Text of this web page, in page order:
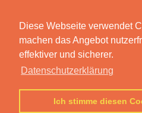
Diese Webseite verwendet
machen das Angebot
effektiver und sicherer.
Datenschutzerklärung
Ich stimme diesen